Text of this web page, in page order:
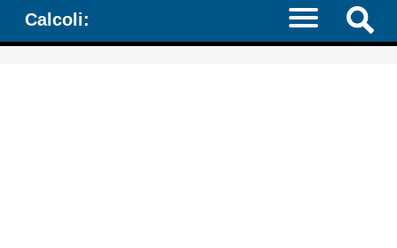
Calcoli: